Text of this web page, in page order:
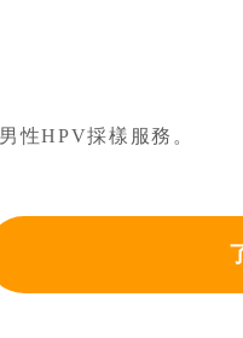
性HPV採樣服務。